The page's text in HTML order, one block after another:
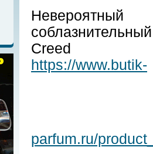
Creed
https://www.butik-
parfum.ru/